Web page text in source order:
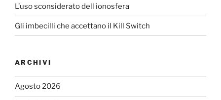
L’uso sconsiderato dell ionosfera
Gli imbecilli che accettano il Kill Switch
ARCHIVI
Agosto 2026